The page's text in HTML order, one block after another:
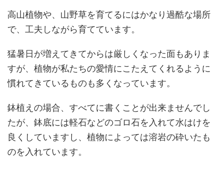
高山植物や、山野草を育てるにはかなり過酷な場所
で、工夫しながら育てています。
猛暑日が増えてきてからは厳しくなった面もありま
すが、植物が私たちの愛情にこたえてくれるように
慣れてきているものも多くなっています。
鉢植えの場合、すべてに書くことが出来ませんでし
たが、鉢底には軽石などのゴロ石を入れて水はけを
良くしていますし、植物によっては溶岩の砕いたも
のを入れています。